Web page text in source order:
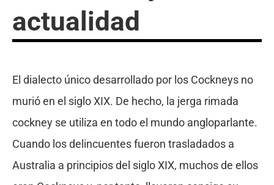
actualidad
El dialecto único desarrollado por los Cockneys no
murió en el siglo XIX. De hecho, la jerga rimada
cockney se utiliza en todo el mundo angloparlante.
Cuando los delincuentes fueron trasladados a
Australia a principios del siglo XIX, muchos de ellos